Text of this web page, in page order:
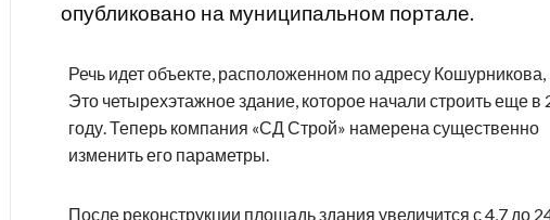
опубликовано на муниципальном портале.
Речь идет объекте, расположенном по адресу
Это четырехэтажное здание, которое начали строить еще в
году. Теперь компания «СД Строй» намерена существенно
изменить его параметры.
После реконструкции площадь здания увеличится с 4,7 до